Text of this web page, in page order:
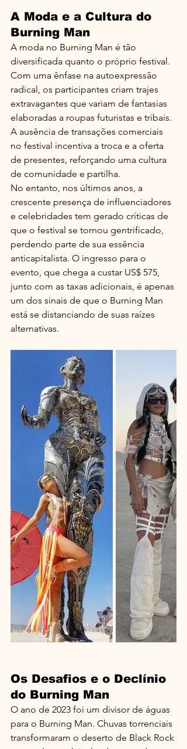
A Moda e a Cultura do
Burning Man
A moda no Burning Man é tão
diversificada quanto o próprio festival.
Com uma ênfase na autoexpressão
radical, os participantes criam trajes
extravagantes que variam de fantasias
elaboradas a roupas futuristas e tribais.
A ausência de transações comerciais
no festival incentiva a troca e a oferta
de presentes, reforçando uma cultura
de comunidade e partilha.
No entanto, nos últimos anos, a
crescente presença de influenciadores
e celebridades tem gerado críticas de
que o festival se tornou gentrificado,
perdendo parte de sua essência
anticapitalista. O ingresso para o
evento, que chega a custar US$ 575,
junto com as taxas adicionais, é apenas
um dos sinais de que o Burning Man
está se distanciando de suas raízes
alternativas.
Os Desafios e o Declínio
do Burning Man
O ano de 2023 foi um divisor de águas
para o Burning Man. Chuvas torrenciais
transformaram o deserto de Black Rock